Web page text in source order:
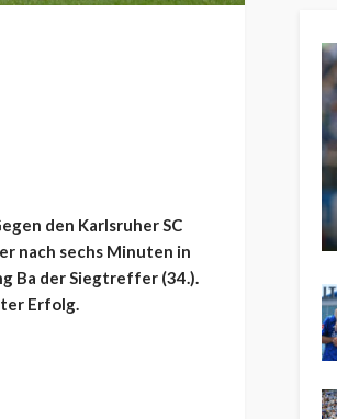
den Karlsruher SC
nach sechs Minuten in
Ba der Siegtreffer (34.).
Erfolg.